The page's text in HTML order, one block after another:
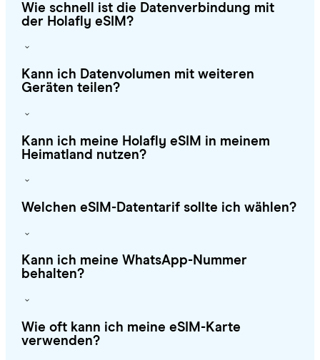
Wie schnell ist die Datenverbindung mit
der Holafly eSIM?
Kann ich Datenvolumen mit weiteren
Geräten teilen?
Kann ich meine Holafly eSIM in meinem
Heimatland nutzen?
Welchen eSIM-Datentarif sollte ich wählen?
Kann ich meine WhatsApp-Nummer
behalten?
Wie oft kann ich meine eSIM-Karte
verwenden?